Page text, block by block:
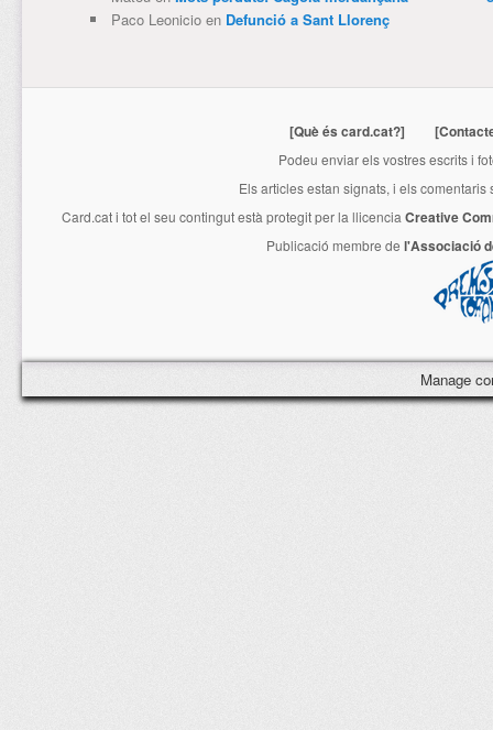
Paco Leonicioen Defunció a Sant Llorenç
[Què és card.cat?]
Podeu enviar els vostres escrits i
Els articles estan signats, i els
Card.cati tot el seu contingut està protegit per la llicencia Creative
Publicació membre de l'Associació
Manage